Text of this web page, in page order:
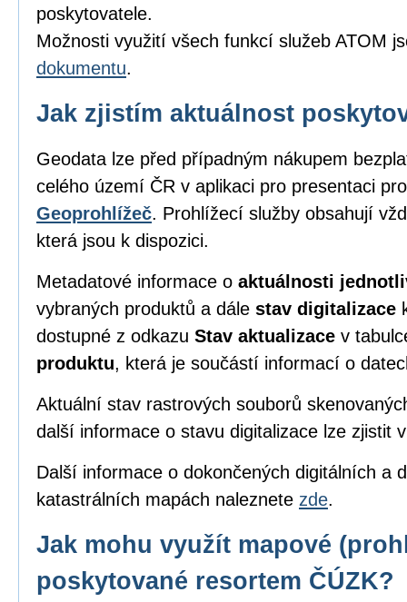
poskytovatele.
Možnosti využití všech funkcí služeb ATOM
dokumentu.
Jak zjistím aktuálnost
Geodata lze před případným nákupem
celého území ČR v aplikaci pro presentaci
Geoprohlížeč. Prohlížecí služby obsahují
která jsou k dispozici.
Metadatové informace o aktuálnosti
vybraných produktů a dále stav digitalizace
dostupné z odkazu Stav aktualizace v
produktu, která je součástí informací o
Aktuální stav rastrových souborů
další informace o stavu digitalizace lze zjistit
Další informace o dokončených digitálních a
katastrálních mapách naleznete zde.
Jak mohu využít mapové
poskytované resortem ČÚZK?